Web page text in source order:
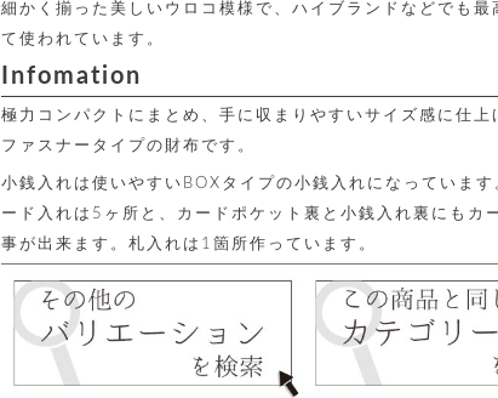
細かく揃った美しいウロコ模様で、ハイブランドなどでも最
て使われています。
Infomation
極力コンパクトにまとめ、手に収まりやすいサイズ感に仕上
ファスナータイプの財布です。
小銭入れは使いやすいBOXタイプの小銭入れになっています
ード入れは5ヶ所と、カードポケット裏と小銭入れ裏にもカ
事が出来ます。札入れは1箇所作っています。